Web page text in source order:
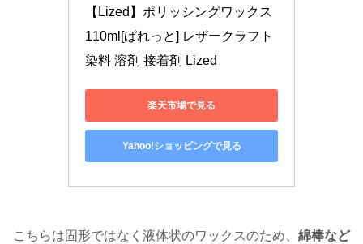
【Lized】ポリッシングワックス
110ml[ぱれっと] レザークラフト
染料 溶剤 接着剤 Lized
楽天市場で見る
Yahoo!ショッピングで見る
こちらは固形ではなく液体状のワックスのため、 綿棒など